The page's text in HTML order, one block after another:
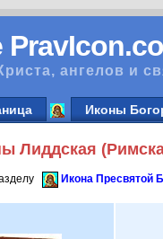
ангелов и
Иконы
Лиддская
Икона Пресвятой